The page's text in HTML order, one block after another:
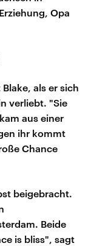
Opa
als er sich
verliebt. "Sie
aus einer
ihr kommt
Chance
beigebracht.
Beide
is bliss", sagt